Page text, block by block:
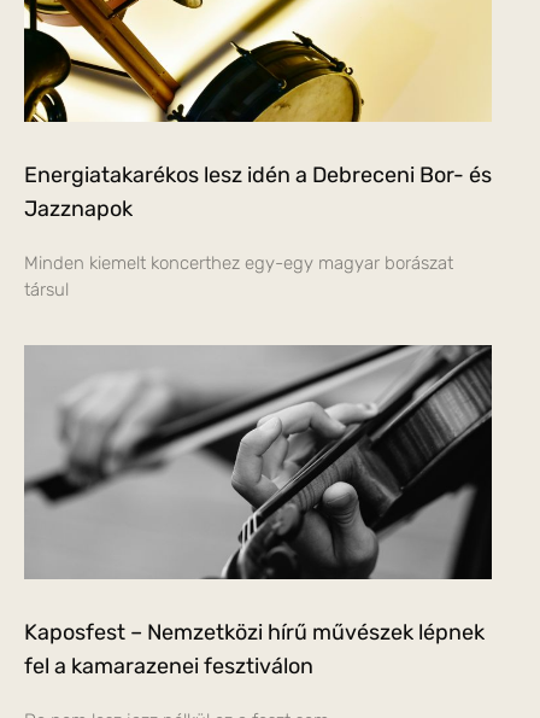
Energiatakarékos lesz idén a Debreceni Bor- és
Jazznapok
Minden kiemelt koncerthez egy-egy magyar borászat
társul
Kaposfest – Nemzetközi hírű művészek lépnek
fel a kamarazenei fesztiválon